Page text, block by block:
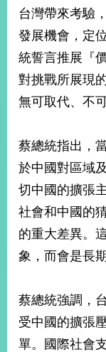
落
國
台
海
平
護
回
頁
網
站
導
覽
關
於
本
部
新
聞
中
心
台灣帶來考驗
發展機會，定
統誓言推展『
對挑戰所展現
無可取代、不
蔡總統指出，
於中國對區域
切中國的擴張
社會和中國的
的重大差異。
象，而會是長
蔡總統強調，
受中國的擴張
單。國際社會